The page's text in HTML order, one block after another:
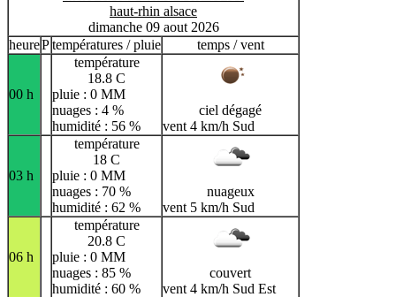
haut-rhin alsace
dimanche 09 aout 2026
heurePtempératures / pluie temps / vent
00 h
température
18.8 C
pluie : 0 MM
nuages : 4 %
humidité : 56 %
ciel dégagé
vent 4 km/h Sud
03 h
température
18 C
pluie : 0 MM
nuages : 70 %
humidité : 62 %
nuageux
vent 5 km/h Sud
06 h
température
20.8 C
pluie : 0 MM
nuages : 85 %
humidité : 60 %
couvert
vent 4 km/h Sud Est